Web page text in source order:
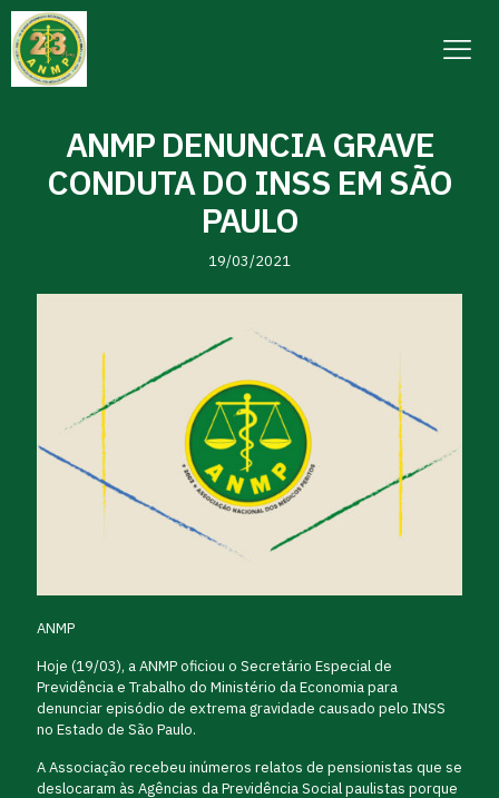
ANMP DENUNCIA GRAVE
CONDUTA DO INSS EM SÃO
PAULO
19/03/2021
ANMP
Hoje (19/03), a ANMP oficiou o Secretário Especial de
Previdência e Trabalho do Ministério da Economia para
denunciar episódio de extrema gravidade causado pelo INSS
no Estado de São Paulo.
A Associação recebeu inúmeros relatos de pensionistas que se
deslocaram às Agências da Previdência Social paulistas porque